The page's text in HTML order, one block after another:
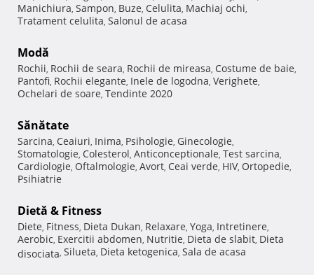
Manichiura, Sampon, Buze, Celulita, Machiaj ochi,
Tratament celulita, Salonul de acasa
Modă
Rochii, Rochii de seara, Rochii de mireasa, Costume de baie,
Pantofi, Rochii elegante, Inele de logodna, Verighete,
Ochelari de soare, Tendinte 2020
Sănătate
Sarcina, Ceaiuri, Inima, Psihologie, Ginecologie,
Stomatologie, Colesterol, Anticonceptionale, Test sarcina,
Cardiologie, Oftalmologie, Avort, Ceai verde, HIV, Ortopedie,
Psihiatrie
Dietă & Fitness
Diete, Fitness, Dieta Dukan, Relaxare, Yoga, Intretinere,
Aerobic, Exercitii abdomen, Nutritie, Dieta de slabit, Dieta
disociata, Silueta, Dieta ketogenica, Sala de acasa